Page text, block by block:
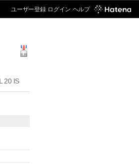
ユーザー登録 ログイン ヘルプ
20 IS